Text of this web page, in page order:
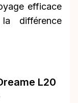
efficace
différence
L20